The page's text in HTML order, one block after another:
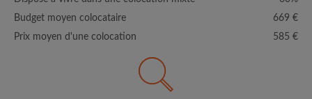
Budget moyen colocataire
669 €
Prix moyen d'une colocation
585 €